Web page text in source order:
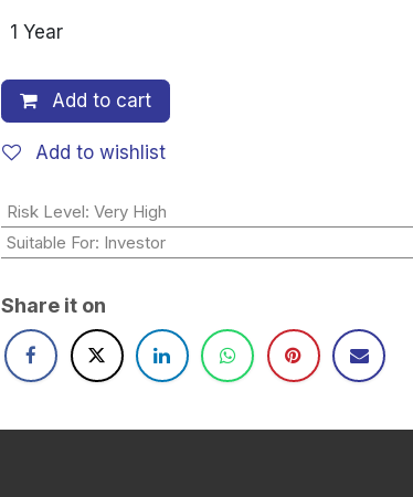
Add to cart
Add to wishlist
Risk Level: Very High
Suitable For: Investor
Share it on